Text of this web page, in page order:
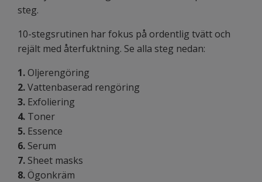
steg.
10-stegsrutinen har fokus på ordentlig tvätt och
rejält med återfuktning. Se alla steg nedan:
1.Oljerengöring
2.Vattenbaserad rengöring
3. Exfoliering
4. Toner
5. Essence
6. Serum
7. Sheet masks
8.Ögonkräm